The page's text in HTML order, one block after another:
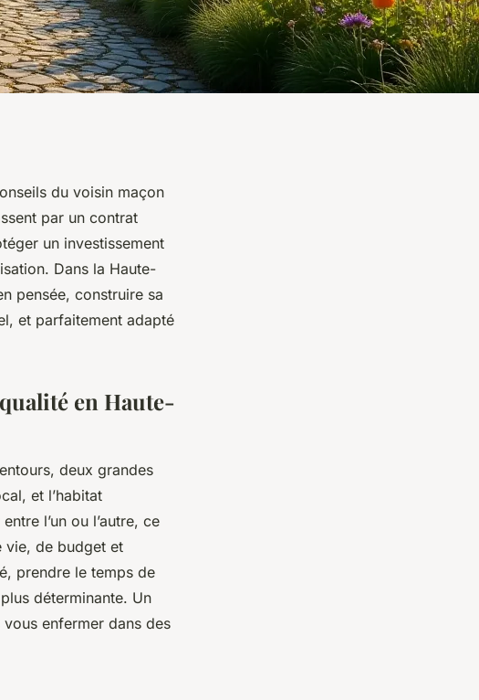
du voisin maçon
par un contrat
un investissement
Dans la Haute-
pensée, construire sa
et parfaitement adapté
en Haute-
deux grandes
et l’habitat
l’un ou l’autre, ce
vie, de budget et
prendre le temps de
déterminante. Un
enfermer dans des